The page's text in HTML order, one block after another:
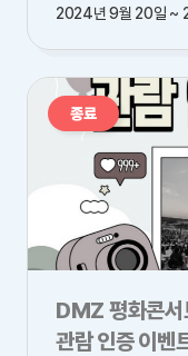
2024년 9월 20일 ~
종료
DMZ 평화콘서
관람 인증 이벤